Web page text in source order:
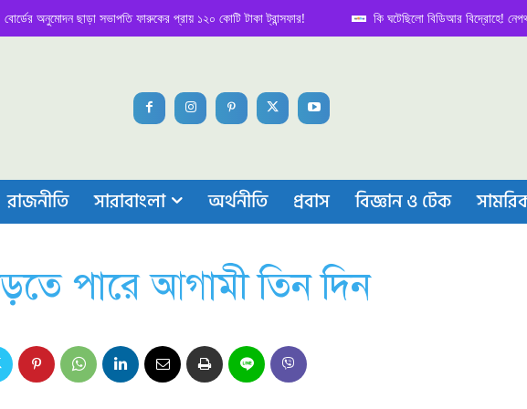
অনুমোদন ছাড়া সভাপতি ফারুকের প্রায় ১২০ কোটি টাকা ট্রান্সফার! কি ঘটেছিলো বিডিআর বিদ্রোহে! নেপথ্য
রাজনীতি সারাবাংলা অর্থনীতি প্রবাস বিজ্ঞান ও টেক
পারে আগামী তিন দিন